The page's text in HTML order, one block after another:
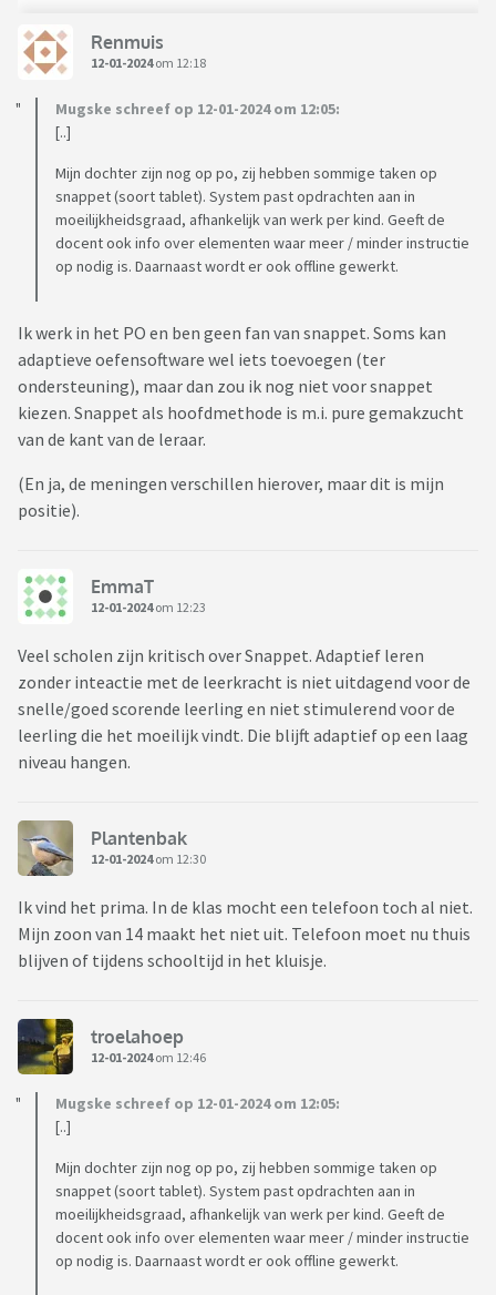
Renmuis
12-01-2024om 12:18
Mugske schreef op 12-01-2024 om 12:05:
[..]
Mijn dochter zijn nog op po, zij hebben sommige taken op
snappet (soort tablet). System past opdrachten aan in
moeilijkheidsgraad, afhankelijk van werk per kind. Geeft de
docent ook info over elementen waar meer / minder instructie
op nodig is. Daarnaast wordt er ook offline gewerkt.
Ik werk in het PO en ben geen fan van snappet. Soms kan
adaptieve oefensoftware wel iets toevoegen (ter
ondersteuning), maar dan zou ik nog niet voor snappet
kiezen. Snappet als hoofdmethode is m.i. pure gemakzucht
van de kant van de leraar.
(En ja, de meningen verschillen hierover, maar dit is mijn
positie).
EmmaT
12-01-2024om 12:23
Veel scholen zijn kritisch over Snappet. Adaptief leren
zonder inteactie met de leerkracht is niet uitdagend voor de
snelle/goed scorende leerling en niet stimulerend voor de
leerling die het moeilijk vindt. Die blijft adaptief op een laag
niveau hangen.
Plantenbak
12-01-2024om 12:30
Ik vind het prima. In de klas mocht een telefoon toch al niet.
Mijn zoon van 14 maakt het niet uit. Telefoon moet nu thuis
blijven of tijdens schooltijd in het kluisje.
troelahoep
12-01-2024om 12:46
Mugske schreef op 12-01-2024 om 12:05:
[..]
Mijn dochter zijn nog op po, zij hebben sommige taken op
snappet (soort tablet). System past opdrachten aan in
moeilijkheidsgraad, afhankelijk van werk per kind. Geeft de
docent ook info over elementen waar meer / minder instructie
op nodig is. Daarnaast wordt er ook offline gewerkt.